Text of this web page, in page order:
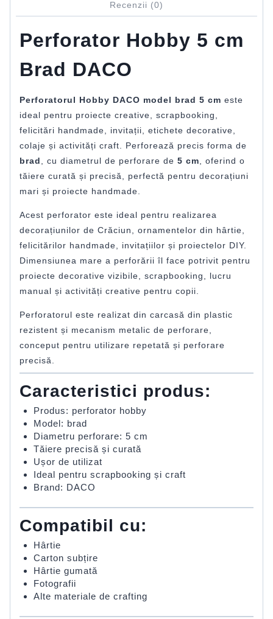
Recenzii (0)
Perforator Hobby 5 cm
Brad DACO
Perforatorul Hobby DACO model brad 5 cm este
ideal pentru proiecte creative, scrapbooking,
felicitări handmade, invitații, etichete decorative,
colaje și activități craft. Perforează precis forma de
brad
, cu diametrul de perforare de 5 cm , oferind o
tăiere curată și precisă, perfectă pentru decorațiuni
mari și proiecte handmade.
Acest perforator este ideal pentru realizarea
decorațiunilor de Crăciun, ornamentelor din hârtie,
felicitărilor handmade, invitațiilor și proiectelor DIY.
Dimensiunea mare a perforării îl face potrivit pentru
proiecte decorative vizibile, scrapbooking, lucru
manual și activități creative pentru copii.
Perforatorul este realizat din carcasă din plastic
rezistent și mecanism metalic de perforare,
conceput pentru utilizare repetată și perforare
precisă.
Caracteristici produs:
Produs: perforator hobby
Model: brad
Diametru perforare: 5 cm
Tăiere precisă și curată
Ușor de utilizat
Ideal pentru scrapbooking și craft
Brand: DACO
Compatibil cu:
Hârtie
Carton subțire
Hârtie gumată
Fotografii
Alte materiale de crafting